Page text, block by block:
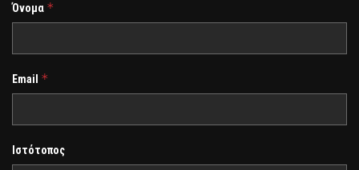
Όνομα *
Email *
Ιστότοπος